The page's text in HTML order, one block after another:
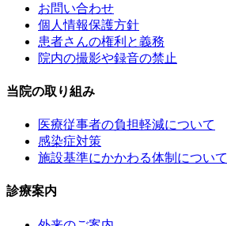
お問い合わせ
個人情報保護方針
患者さんの権利と義務
院内の撮影や録音の禁止
当院の取り組み
医療従事者の負担軽減について
感染症対策
施設基準にかかわる体制について
診療案内